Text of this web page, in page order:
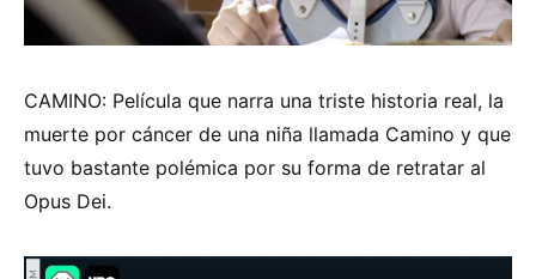
CAMINO: Película que narra una triste historia real, la
muerte por cáncer de una niña llamada Camino y que
tuvo bastante polémica por su forma de retratar al
Opus Dei.